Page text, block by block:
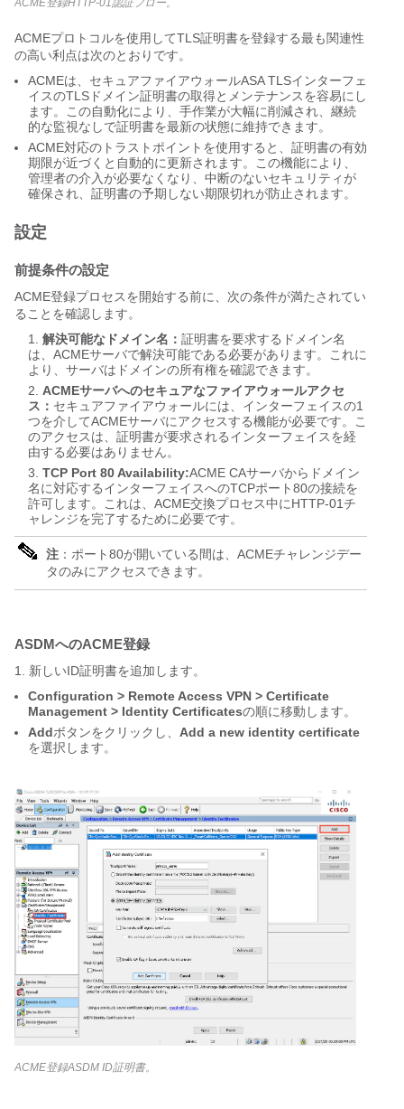
ACME登録HTTP-01認証フロー。
ACMEプロトコルを使用してTLS証明書を登録する最も関連性
の高い利点は次のとおりです。
ACMEは、セキュアファイアウォールASA TLSインターフェ
イスのTLSドメイン証明書の取得とメンテナンスを容易にし
ます。この自動化により、手作業が大幅に削減され、継続
的な監視なしで証明書を最新の状態に維持できます。
ACME対応のトラストポイントを使用すると、証明書の有効
期限が近づくと自動的に更新されます。この機能により、
管理者の介入が必要なくなり、中断のないセキュリティが
確保され、証明書の予期しない期限切れが防止されます。
設定
前提条件の設定
ACME登録プロセスを開始する前に、次の条件が満たされてい
ることを確認します。
解決可能なドメイン名： 証明書を要求するドメイン名
は、ACMEサーバで解決可能である必要があります。これに
より、サーバはドメインの所有権を確認できます。
ACMEサーバへのセキュアなファイアウォールアクセ
ス： セキュアファイアウォールには、インターフェイスの1
つを介してACMEサーバにアクセスする機能が必要です。 こ
のアクセスは、証明書が要求されるインターフェイスを経
由する必要はありません。
TCP Port 80 Availability:ACME CAサーバからドメイン
名に対応するインターフェイスへのTCPポート80の接続を
許可します。これは、ACME交換プロセス中にHTTP-01チ
ャレンジを完了するために必要です。
注 ：ポート80が開いている間は、ACMEチャレンジデー
タのみにアクセスできます。
ASDMへのACME登録
1. 新しいID証明書を追加します。
Configuration > Remote Access VPN > Certificate
Management > Identity Certificatesの順に移動します。
Addボタンをクリックし、 Add a new identity certificate
を選択します。
ACME登録ASDM ID証明書。